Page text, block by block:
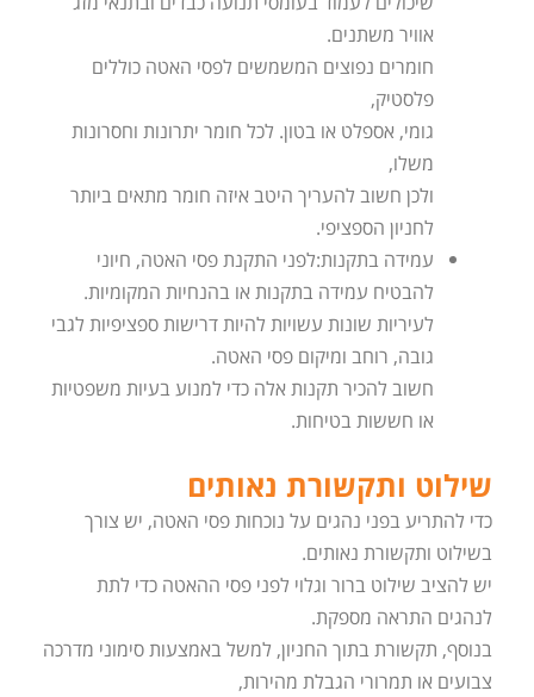
אוויר משתנים.
חומרים נפוצים המשמשים לפסי האטה כוללים
פלסטיק,
גומי, אספלט או בטון. לכל חומר יתרונות וחסרונות
משלו,
ולכן חשוב להעריך היטב איזה חומר מתאים ביותר
לחניון הספציפי.
עמידה בתקנות:לפני התקנת פסי האטה, חיוני
להבטיח עמידה בתקנות או בהנחיות המקומיות.
לעיריות שונות עשויות להיות דרישות ספציפיות לגבי
גובה, רוחב ומיקום פסי האטה.
חשוב להכיר תקנות אלה כדי למנוע בעיות משפטיות
או חששות בטיחות.
שילוט ותקשורת נאותים
כדי להתריע בפני נהגים על נוכחות פסי האטה, יש צורך
בשילוט ותקשורת נאותים.
יש להציב שילוט ברור וגלוי לפני פסי ההאטה כדי לתת
לנהגים התראה מספקת.
בנוסף, תקשורת בתוך החניון, למשל באמצעות סימוני מדרכה
צבועים או תמרורי הגבלת מהירות,